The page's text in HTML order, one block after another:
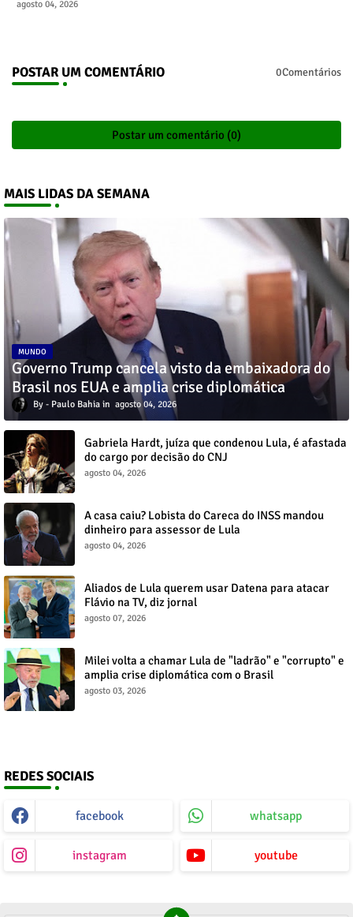
agosto 04, 2026
POSTAR UM COMENTÁRIO 0Comentários
Postar um comentário (0)
MAIS LIDAS DA SEMANA
MUNDO
Governo Trump cancela visto da embaixadora do
Brasil nos EUA e amplia crise diplomática
Paulo Bahia agosto 04, 2026
Gabriela Hardt, juíza que condenou Lula, é afastada
do cargo por decisão do CNJ
agosto 04, 2026
A casa caiu? Lobista do Careca do INSS mandou
dinheiro para assessor de Lula
agosto 04, 2026
Aliados de Lula querem usar Datena para atacar
Flávio na TV, diz jornal
agosto 07, 2026
Milei volta a chamar Lula de "ladrão" e "corrupto" e
amplia crise diplomática com o Brasil
agosto 03, 2026
REDES SOCIAIS
facebook whatsapp
instagram youtube